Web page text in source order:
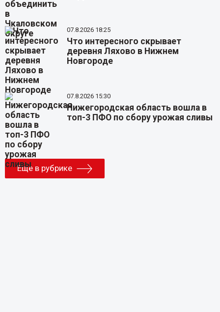
07.8.2026 18:25
Что интересного скрывает
деревня Ляхово в Нижнем
Новгороде
07.8.2026 15:30
Нижегородская область вошла в
топ-3 ПФО по сбору урожая сливы
Еще в рубрике